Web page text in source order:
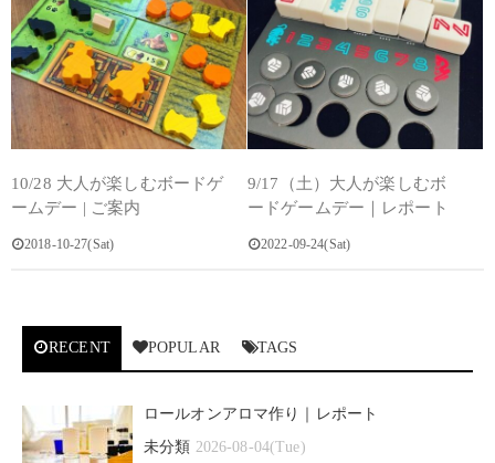
10/28 大人が楽しむボードゲ
ームデー | ご案内
2018-10-27(Sat)
9/17（土）大人が楽しむボ
ードゲームデー｜レポート
2022-09-24(Sat)
RECENT POPULAR TAGS
ロールオンアロマ作り｜レポート
未分類 2026-08-04(Tue)